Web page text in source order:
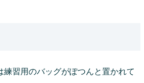
習用のバッグがぽつんと置かれて